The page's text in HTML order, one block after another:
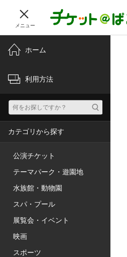
メニュー
ホーム
利用方法
カテゴリから探す
公演チケット
テーマパーク・遊園地
水族館・動物園
スパ・プール
展覧会・イベント
映画
スポーツ